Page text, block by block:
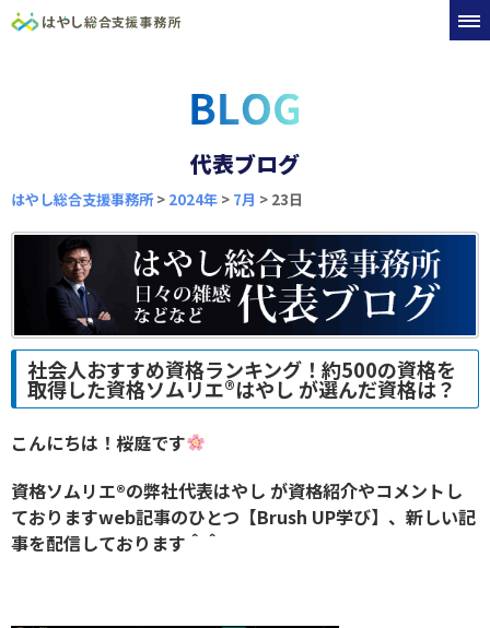
代表ブログ
はやし総合支援事務所> 2024年 > 7月 > 23日
社会人おすすめ資格ランキング！約500の資格を
取得した資格ソムリエ®︎はやし が選んだ資格は？
こんにちは！桜庭です
資格ソムリエ®︎の弊社代表はやし が資格紹介やコメントし
ておりますweb記事のひとつ【Brush UP学び】、新しい記
事を配信しております＾＾